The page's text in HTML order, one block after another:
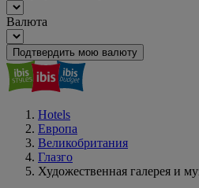
Валюта
Подтвердить мою валюту
Hotels
Европа
Великобритания
Глазго
Художественная галерея и